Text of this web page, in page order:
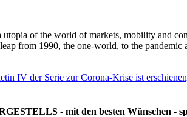
of the world of markets, mobility and
from 1990, the one-world, to the
IV der Serie zur Corona-Krise ist
- mit den besten Wünschen -